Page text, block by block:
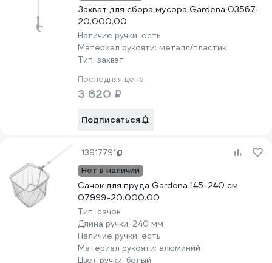
Захват для сбора мусора Gardena 03567-
20.000.00
Наличие ручки: есть
Материал рукояти: металл/пластик
Тип: захват
Последняя цена
3 620 ₽
Подписаться
13917791
Нет в наличии
Сачок для пруда Gardena 145-240 см
07999-20.000.00
Тип: сачок
Длина ручки: 240 мм
Наличие ручки: есть
Материал рукояти: алюминий
Цвет ручки: белый